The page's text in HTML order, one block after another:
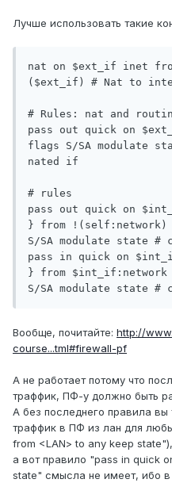
Лучше использовать такие
nat on $ext_if inet
($ext_if) # Nat to
# Rules: nat and
pass out quick on
flags S/SA modulate
nated if
# rules
pass out quick on
} from
S/SA modulate state #
pass in quick on
} from
S/SA modulate state #
Вообще, почитайте: http://
course...tml#firewall-pf
А не работает потому что
траффик, ПФ-у должно быть
А без последнего правила вы
траффик в ПФ из лан для
from <LAN> to any keep state"),
а вот правило "pass in quick
state" смысла не имеет, ибо